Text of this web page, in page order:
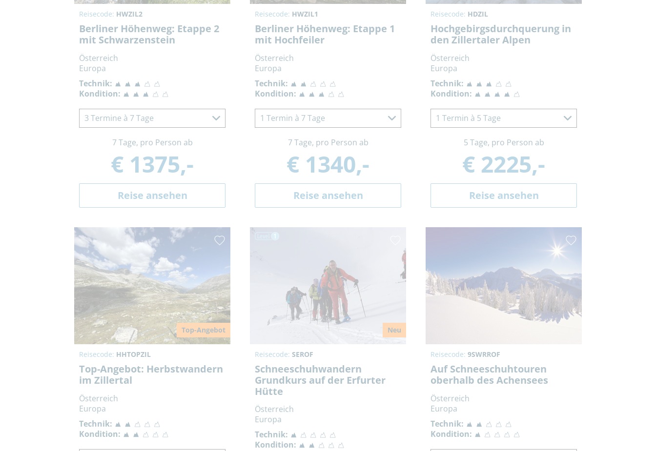
Reisecode: HWZIL2
Berliner Höhenweg: Etappe 2
mit Schwarzenstein
Österreich
Europa
Technik:
Kondition:
3 Termine à 7 Tage
7 Tage, pro Person ab
€ 1375,-
Reise ansehen
Reisecode: HWZIL1
Berliner Höhenweg: Etappe 1
mit Hochfeiler
Österreich
Europa
Technik:
Kondition:
1 Termin à 7 Tage
7 Tage, pro Person ab
€ 1340,-
Reise ansehen
Reisecode: HDZIL
Hochgebirgsdurchquerung in
den Zillertaler Alpen
Österreich
Europa
Technik:
Kondition:
1 Termin à 5 Tage
5 Tage, pro Person ab
€ 2225,-
Reise ansehen
Top-Angebot
Reisecode: HHTOPZIL
Top-Angebot: Herbstwandern
im Zillertal
Österreich
Europa
Technik:
Kondition:
Neu
Reisecode: SEROF
Schneeschuhwandern
Grundkurs auf der Erfurter
Hütte
Österreich
Europa
Technik:
Kondition:
Reisecode: 9SWRROF
Auf Schneeschuhtouren
oberhalb des Achensees
Österreich
Europa
Technik:
Kondition: